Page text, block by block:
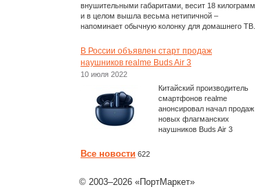
внушительными габаритами, весит 18 килограмм
и в целом вышла весьма нетипичной –
напоминает обычную колонку для домашнего ТВ.
В России объявлен старт продаж
наушников realme Buds Air 3
10 июля 2022
Китайский производитель
смартфонов realme
анонсировал начал продаж
новых флагманских
наушников Buds Air 3
Все новости 622
© 2003–2026 «ПортМаркет»